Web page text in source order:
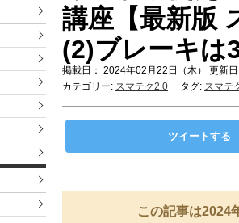
講座【最新版
(2)ブレーキは
掲載日： 2024年02月22日（木） 更新
カテゴリー: スマテク2.0 タグ: スマテ
ツイートする
この記事は2024